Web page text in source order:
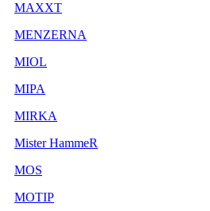
MAXXT
MENZERNA
MIOL
MIPA
MIRKA
Mister HammeR
MOS
MOTIP